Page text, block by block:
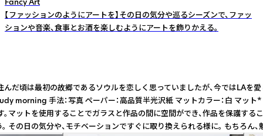
【ファッションのようにアートを】その日の気分や巡るシーズンで、ファッ
ションや音楽、食事とお酒を楽しむようにアートを飾りかえる。
最初の故郷であるソウルを恋しく思っていましたが、今ではLA
手法：写真 ペーパー：高品質半光沢紙 マットカラー：白
トを使用することでガラスと作品の間に空間ができ、作品を保
の日の気分や、モチベーションですぐに取り換えられる様に。 もちろん